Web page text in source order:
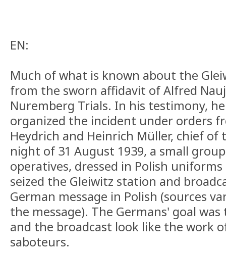
EN:
Much of what is known about the
from the sworn affidavit of Alfred
Nuremberg Trials. In his testimony,
organized the incident under orders
Heydrich and Heinrich Müller, chief of
night of 31 August 1939, a small
operatives, dressed in Polish
seized the Gleiwitz station and
German message in Polish (sources
the message). The Germans' goal
and the broadcast look like the work
saboteurs.